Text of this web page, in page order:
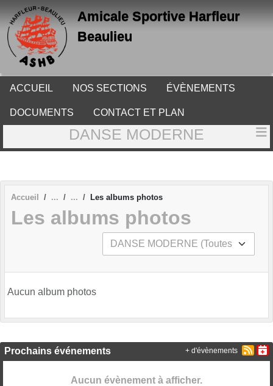
Amicale Sportive Harfleur
Beaulieu
ACCUEIL NOS SECTIONS ÉVÈNEMENTS
DOCUMENTS CONTACT ET PLAN
DANSE MODERNE
Accueil Les albums photos
Les albums photos
Aucun album photos
Prochains événements
Aucun évènement à afficher.
+ d'évènements
Panneau de gestion des cookies